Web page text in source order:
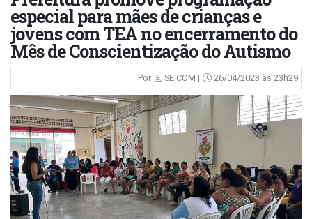
especial para mães de crianças e
jovens com TEA no encerramento do
Mês de Conscientização do Autismo
Por SEICOM | 26/04/2023 às 23h29